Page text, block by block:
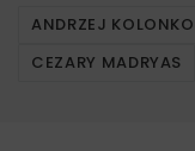
ANDRZEJ KOLONKO
CEZARY MADRYAS